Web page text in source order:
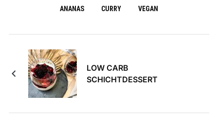
ANANAS CURRY VEGAN
LOW CARB
SCHICHTDESSERT